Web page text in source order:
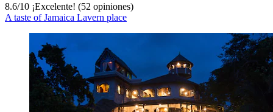
8.6/10 ¡Excelente! (52 opiniones)
A taste of Jamaica Lavern place